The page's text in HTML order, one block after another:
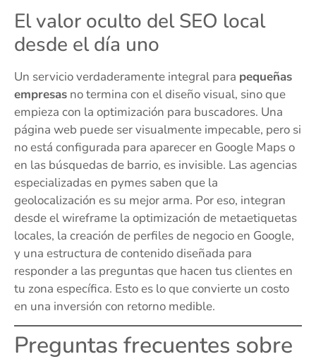
El valor oculto del SEO local
desde el día uno
Un servicio verdaderamente integral para pequeñas
empresas no termina con el diseño visual, sino que
empieza con la optimización para buscadores. Una
página web puede ser visualmente impecable, pero si
no está configurada para aparecer en Google Maps o
en las búsquedas de barrio, es invisible. Las agencias
especializadas en pymes saben que la
geolocalización es su mejor arma. Por eso, integran
desde el wireframe la optimización de metaetiquetas
locales, la creación de perfiles de negocio en Google,
y una estructura de contenido diseñada para
responder a las preguntas que hacen tus clientes en
tu zona específica. Esto es lo que convierte un costo
en una inversión con retorno medible.
Preguntas frecuentes sobre